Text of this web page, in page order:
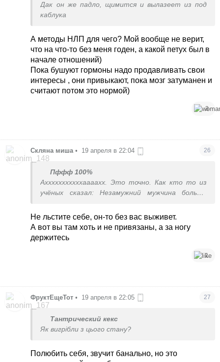
Дак он же падло, щимится и вылазеет из под
каблука
А методы НЛП для чего? Мой вообще не верит,
что на что-то без меня годен, а какой петух был в
начале отношений)
Пока бушуют гормоны надо продавливать свои
интересы , они привыкают, пока мозг затуманен и
считают потом это нормой)
3
Скляна миша • 19 апреля в 22:04 26
Пффф 100%
Ахххххххххххаааахх. Это точно. Как кто то из
учёных сказал: Незамужний мужчина больше
Борщ вкусный не кому приготовить и ванную до
блеска помыть.
Не льстите себе, он-то без вас выживет.
А вот вы там хоть и не привязаны, а за ногу
держитесь
1
ФруктЕщеТот • 19 апреля в 22:05 27
Тантрический кекс
Як вигрібли з цього стану?
Полюбить себя, звучит банально, но это